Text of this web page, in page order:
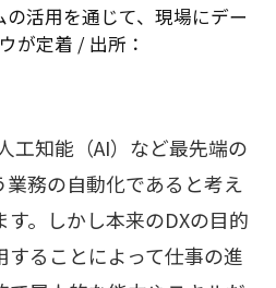
活用を通じて、現場にデー
が定着 / 出所：
工知能（AI）など最先端の
務の自動化であると考え
。しかし本来のDXの目的
することによって仕事の進